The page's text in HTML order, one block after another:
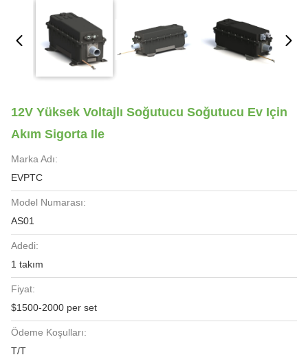
12V Yüksek Voltajlı Soğutucu Soğutucu Ev Için
Akım Sigorta Ile
Marka Adı:
EVPTC
Model Numarası:
AS01
Adedi:
1 takım
Fiyat:
$1500-2000 per set
Ödeme Koşulları:
T/T